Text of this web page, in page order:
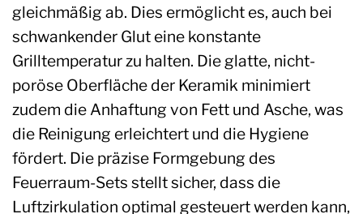
gleichmäßig ab. Dies ermöglicht es, auch bei
schwankender Glut eine konstante
Grilltemperatur zu halten. Die glatte, nicht-
poröse Oberfläche der Keramik minimiert
zudem die Anhaftung von Fett und Asche, was
die Reinigung erleichtert und die Hygiene
fördert. Die präzise Formgebung des
Feuerraum-Sets stellt sicher, dass die
Luftzirkulation optimal gesteuert werden kann,